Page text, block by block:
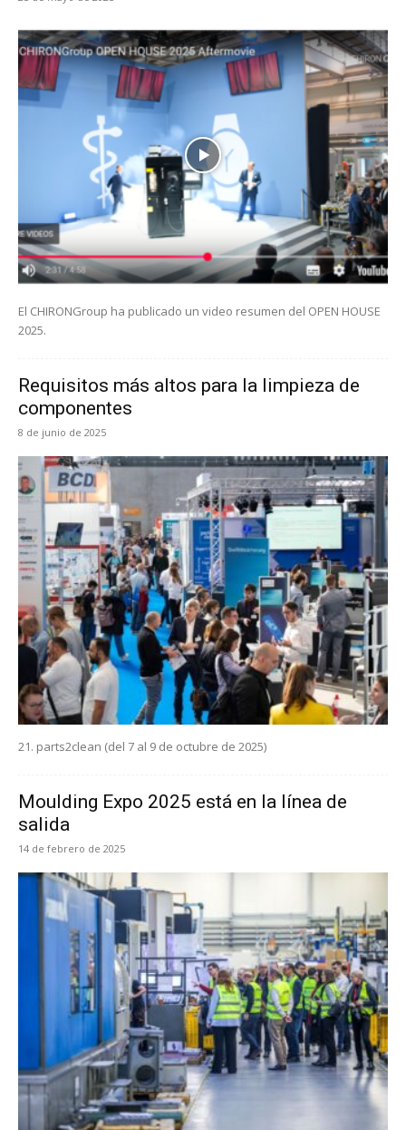
El CHIRONGroup ha publicado un video resumen del OPEN HOUSE
2025.
Requisitos más altos para la limpieza de
componentes
8 de junio de 2025
21. parts2clean (del 7 al 9 de octubre de 2025)
Moulding Expo 2025 está en la línea de
salida
14 de febrero de 2025